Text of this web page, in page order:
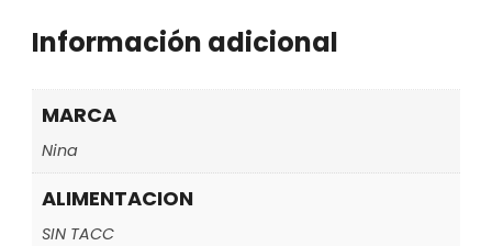
Información adicional
MARCA
Nina
ALIMENTACION
SIN TACC